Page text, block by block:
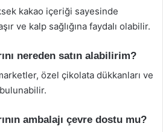
kakao içeriği sayesinde
ve kalp sağlığına faydalı olabilir.
nereden satın alabilirim?
özel çikolata dükkanları ve
ambalajı çevre dostu mu?